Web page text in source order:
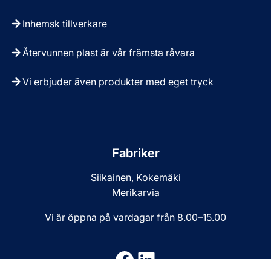
Inhemsk tillverkare
Återvunnen plast är vår främsta råvara
Vi erbjuder även produkter med eget tryck
Fabriker
Siikainen, Kokemäki
Merikarvia
Vi är öppna på vardagar från 8.00–15.00